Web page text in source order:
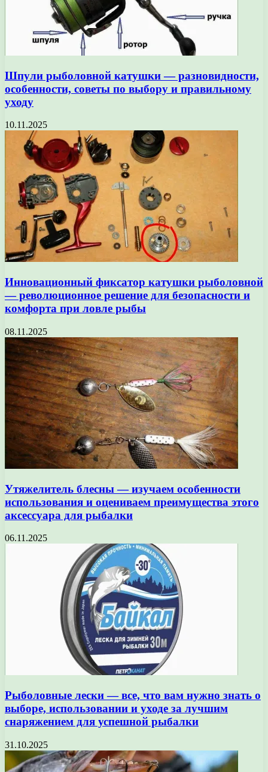
Шпули рыболовной катушки — разновидности,
особенности, советы по выбору и правильному
уходу
10.11.2025
Инновационный фиксатор катушки рыболовной
— революционное решение для безопасности и
комфорта при ловле рыбы
08.11.2025
Утяжелитель блесны — изучаем особенности
использования и оцениваем преимущества этого
аксессуара для рыбалки
06.11.2025
Рыболовные лески — все, что вам нужно знать о
выборе, использовании и уходе за лучшим
снаряжением для успешной рыбалки
31.10.2025